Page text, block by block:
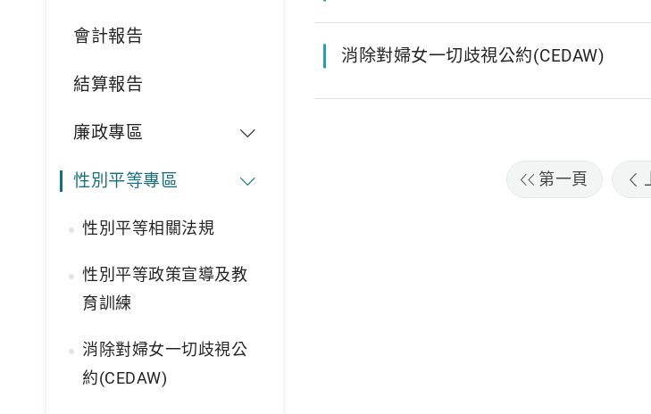
會計報告
結算報告
廉政專區
性別平等專區
性別平等相關法規
性別平等政策宣導及教
育訓練
消除對婦女一切歧視公
約(CEDAW)
消除對婦女一切歧視公約(CEDAW)
第一頁